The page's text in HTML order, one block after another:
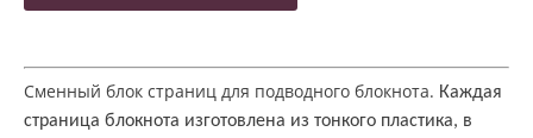
Сменный блок страниц для подводного блокнота. Каждая
страница блокнота изготовлена ​​из тонкого пластика, в